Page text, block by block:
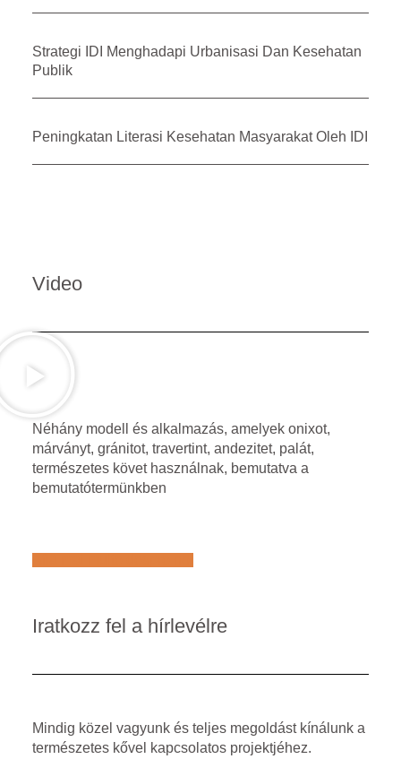
Strategi IDI Menghadapi Urbanisasi Dan Kesehatan
Publik
Peningkatan Literasi Kesehatan Masyarakat Oleh IDI
Video
Néhány modell és alkalmazás, amelyek onixot,
márványt, gránitot, travertint, andezitet, palát,
természetes követ használnak, bemutatva a
bemutatótermünkben
Iratkozz fel a hírlevélre
Mindig közel vagyunk és teljes megoldást kínálunk a
természetes kővel kapcsolatos projektjéhez.